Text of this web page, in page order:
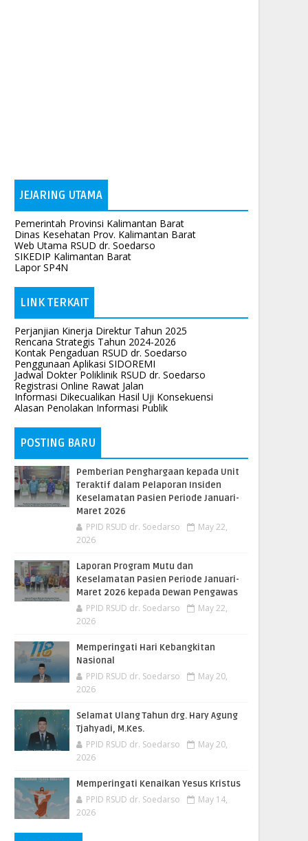
JEJARING UTAMA
Pemerintah Provinsi Kalimantan Barat
Dinas Kesehatan Prov. Kalimantan Barat
Web Utama RSUD dr. Soedarso
SIKEDIP Kalimantan Barat
Lapor SP4N
LINK TERKAIT
Perjanjian Kinerja Direktur Tahun 2025
Rencana Strategis Tahun 2024-2026
Kontak Pengaduan RSUD dr. Soedarso
Penggunaan Aplikasi SIDOREMI
Jadwal Dokter Poliklinik RSUD dr. Soedarso
Registrasi Online Rawat Jalan
Informasi Dikecualikan Hasil Uji Konsekuensi
Alasan Penolakan Informasi Publik
POSTING BARU
Pemberian Penghargaan kepada Unit
Teraktif dalam Pelaporan Insiden
Keselamatan Pasien Periode Januari-
Maret 2026
PPID RSUD dr. Soedarso
May 22,
2026
Laporan Program Mutu dan
Keselamatan Pasien Periode Januari-
Maret 2026 kepada Dewan Pengawas
PPID RSUD dr. Soedarso
May 22,
2026
Memperingati Hari Kebangkitan
Nasional
PPID RSUD dr. Soedarso
May 20,
2026
Selamat Ulang Tahun drg. Hary Agung
Tjahyadi, M.Kes.
PPID RSUD dr. Soedarso
May 20,
2026
Memperingati Kenaikan Yesus Kristus
PPID RSUD dr. Soedarso
May 14,
2026